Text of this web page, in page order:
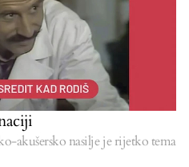
akušersko nasilje je rijetko tema